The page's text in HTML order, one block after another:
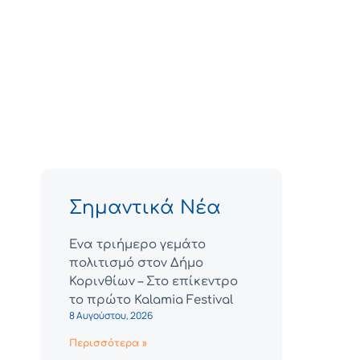
Σημαντικά Νέα
Ένα τριήμερο γεμάτο
πολιτισμό στον Δήμο
Κορινθίων – Στο επίκεντρο
το πρώτο Kalamia Festival
8 Αυγούστου, 2026
Περισσότερα »